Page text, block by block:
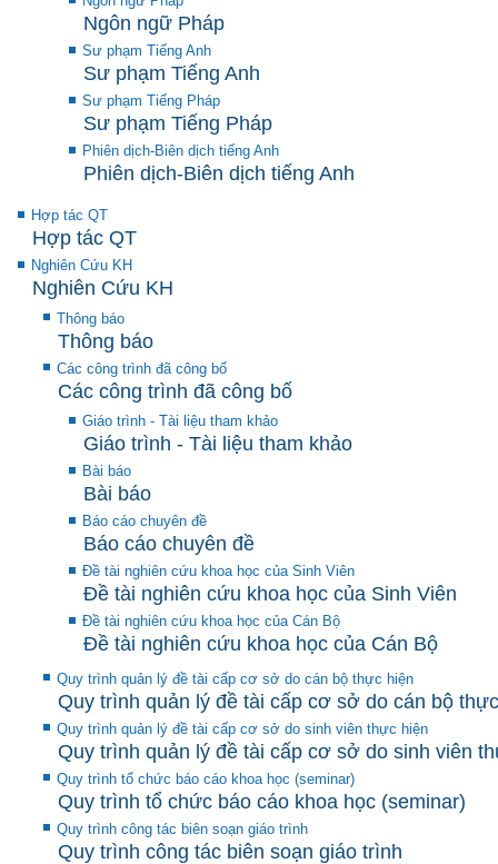
Ngôn ngữ Pháp
Sư phạm Tiếng Anh
Sư phạm Tiếng Anh
Sư phạm Tiếng Pháp
Sư phạm Tiếng Pháp
Phiên dịch-Biên dịch tiếng Anh
Phiên dịch-Biên dịch tiếng Anh
Hợp tác QT
Hợp tác QT
Nghiên Cứu KH
Nghiên Cứu KH
Thông báo
Thông báo
Các công trình đã công bố
Các công trình đã công bố
Giáo trình - Tài liệu tham khảo
Giáo trình - Tài liệu tham khảo
Bài báo
Bài báo
Báo cáo chuyên đề
Báo cáo chuyên đề
Đề tài nghiên cứu khoa học của Sinh Viên
Đề tài nghiên cứu khoa học của Sinh Viên
Đề tài nghiên cứu khoa học của Cán Bộ
Đề tài nghiên cứu khoa học của Cán Bộ
Quy trình quản lý đề tài cấp cơ sở do cán bộ thực hiện
Quy trình quản lý đề tài cấp cơ sở do cán bộ
Quy trình quản lý đề tài cấp cơ sở do sinh viên thực hiện
Quy trình quản lý đề tài cấp cơ sở do sinh viên
Quy trình tổ chức báo cáo khoa học (seminar)
Quy trình tổ chức báo cáo khoa học (seminar)
Quy trình công tác biên soạn giáo trình
Quy trình công tác biên soạn giáo trình